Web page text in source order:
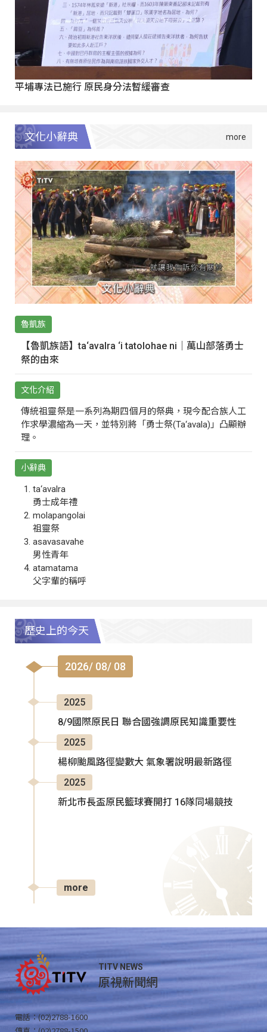
平埔專法已施行 原民身分法暫緩審查
文化小辭典
魯凱族
【魯凱族語】ta‘avalra ‘i tatolohae ni｜萬山部落勇士
祭的由來
文化介紹
傳統祖靈祭是一系列為期四個月的祭典，現今配合族人工
作求學濃縮為一天，並特別將「勇士祭(Ta‘avala)」凸顯辦
理。
小辭典
ta‘avalra
勇士成年禮
molapangolai
祖靈祭
asavasavahe
男性青年
atamatama
父字輩的稱呼
歷史上的今天
2026/ 08/ 08
2025
8/9國際原民日 聯合國強調原民知識重要性
2025
楊柳颱風路徑變數大 氣象署說明最新路徑
2025
新北市長盃原民籃球賽開打 16隊同場競技
more
TITV NEWS
原視新聞網
電話：(02)2788-1600